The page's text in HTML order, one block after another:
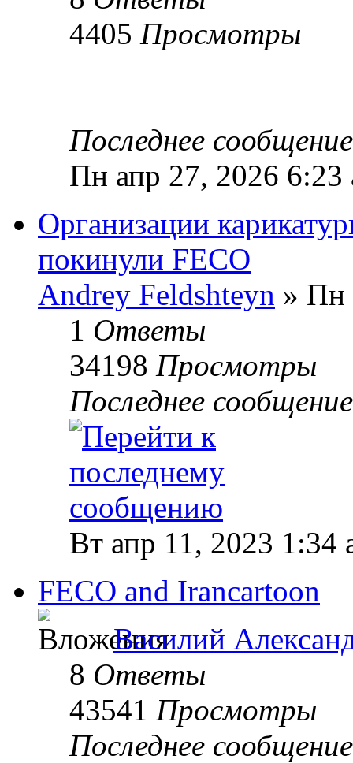
4405 Просмотры
Последнее
Пн апр 27, 2026 6:23
Организации
покинули FECO
Andrey Feldshteyn » Пн
1 Ответы
34198 Просмотры
Последнее
Вт апр 11, 2023 1:34
FECO and Irancartoon
Василий
8 Ответы
43541 Просмотры
Последнее